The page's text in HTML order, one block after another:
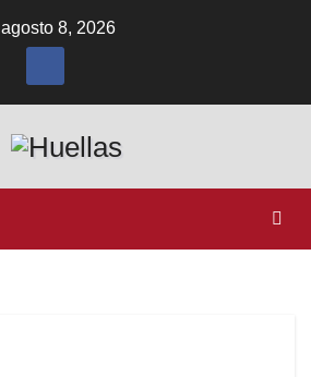
agosto 8, 2026